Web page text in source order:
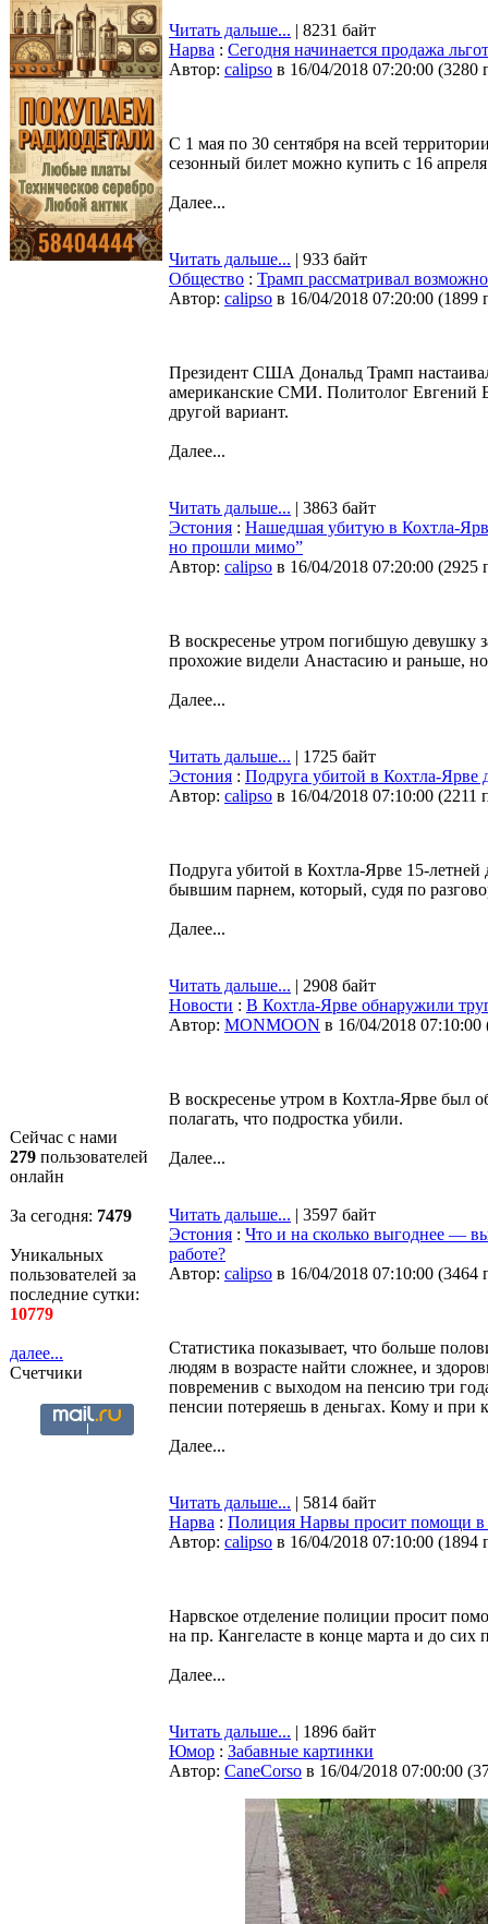
Сейчас с нами
279 пользователей
онлайн
За сегодня: 7479
Уникальных
пользователей за
последние сутки:
10779
далее...
Счетчики
Читать дальше... | 8231 байт
Нарва : Сегодня начинается продажа
Автор: calipso в 16/04/2018 07:20:00 (3280
С 1 мая по 30 сентября на всей
сезонный билет можно купить с 16
Далее...
Читать дальше... | 933 байт
Общество : Трамп рассматривал
Автор: calipso в 16/04/2018 07:20:00 (1899
Президент США Дональд Трамп
американские СМИ. Политолог Евгений
другой вариант.
Далее...
Читать дальше... | 3863 байт
Эстония : Нашедшая убитую в Кохтла-
но прошли мимо”
Автор: calipso в 16/04/2018 07:20:00 (2925
В воскресенье утром погибшую девушку
прохожие видели Анастасию и раньше,
Далее...
Читать дальше... | 1725 байт
Эстония : Подруга убитой в Кохтла-Ярве
Автор: calipso в 16/04/2018 07:10:00 (2211
Подруга убитой в Кохтла-Ярве 15-летней
бывшим парнем, который, судя по
Далее...
Читать дальше... | 2908 байт
Новости : В Кохтла-Ярве обнаружили
Автор: MONMOON в 16/04/2018 07:10:00
В воскресенье утром в Кохтла-Ярве был
полагать, что подростка убили.
Далее...
Читать дальше... | 3597 байт
Эстония : Что и на сколько выгоднее —
работе?
Автор: calipso в 16/04/2018 07:10:00 (3464
Статистика показывает, что больше
людям в возрасте найти сложнее, и
повременив с выходом на пенсию три
пенсии потеряешь в деньгах. Кому и при
Далее...
Читать дальше... | 5814 байт
Нарва : Полиция Нарвы просит помощи в
Автор: calipso в 16/04/2018 07:10:00 (1894
Нарвское отделение полиции просит
на пр. Кангеласте в конце марта и до сих
Далее...
Читать дальше... | 1896 байт
Юмор : Забавные картинки
Автор: CaneCorso в 16/04/2018 07:00:00 (